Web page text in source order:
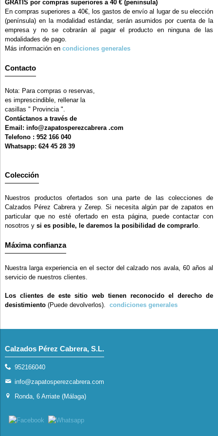
GRATIS por compras superiores a 40 € (peninsula)
En compras superiores a 40€, los gastos de envío al lugar de su elección
(península) en la modalidad estándar, serán asumidos por cuenta de la
empresa y no se cobrarán al pagar el producto en ninguna de las
modalidades de pago.
Más información en condiciones generales
Contacto
Nota: Para compras o reservas,
es imprescindible, rellenar la
casillas " Provincia ".
Contáctanos a través de
Email: info@zapatosperezcabrera .com
Telefono : 952 166 040
Whatsapp: 624 45 28 39
Colección
Nuestros productos ofertados son una parte de las colecciones de
Calzados Pérez Cabrera y Zerep. Si necesita algún par de zapatos en
particular que no esté ofertado en esta página, puede contactar con
nosotros y si es posible, le daremos la posibilidad de comprarlo.
Máxima confianza
Nuestra larga experiencia en el sector del calzado nos avala, 60 años al
servicio de nuestros clientes.
Los clientes de este sitio web tienen reconocido el derecho de
desistimiento (Puede devolverlos). condiciones generales
Calzados Pérez Cabrera, S.L.
952166040
info@zapatosperezcabrera.com
Ronda, 6 Arriate (Málaga)